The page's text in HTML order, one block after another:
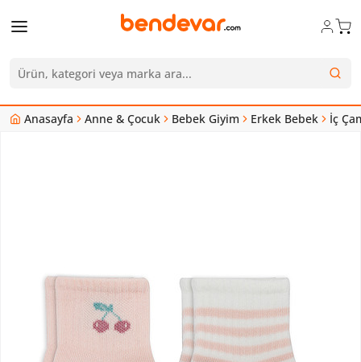
Anasayfa Anne & Çocuk Bebek Giyim Erkek Bebek İç